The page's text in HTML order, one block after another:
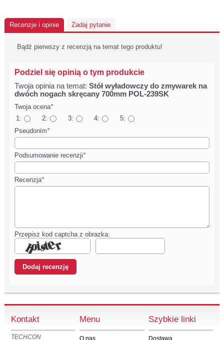
Recenzje i opinie Zadaj pytanie
Bądź pierwszy z recenzją na temat tego produktu!
Podziel się opinią o tym produkcie
Twoja opinia na temat: Stół wyładowczy do zmywarek na
dwóch nogach skręcany 700mm POL-239SK
Twoja ocena*
1:
2: 3: 4:
5:
Pseudonim*
Podsumowanie recenzji*
Recenzja*
Przepisz kod captcha z obrazka:
Kontakt
TECHCON
Menu
O nas
Szybkie linki
Dostawa